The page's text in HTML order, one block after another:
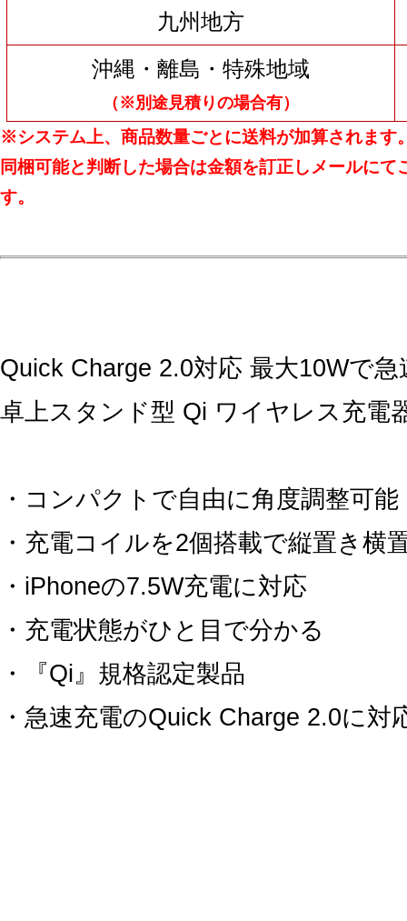
九州地方
沖縄・離島・特殊地域
（※別途見積りの場合有）
※システム上、商品数量ごとに送料が加算されます
同梱可能と判断した場合は金額を訂正しメールにて
す。
Quick Charge 2.0対応 最大10Wで急
卓上スタンド型 Qi ワイヤレス充電
・コンパクトで自由に角度調整可能
・充電コイルを2個搭載で縦置き横
・iPhoneの7.5W充電に対応
・充電状態がひと目で分かる
・『Qi』規格認定製品
・急速充電のQuick Charge 2.0に対